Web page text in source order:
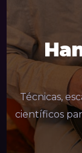
Técnicas,
científicos